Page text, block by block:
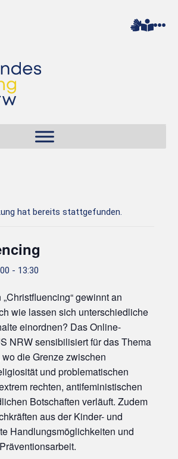
hat bereits stattgefunden.
- 13:30
gewinnt an
wie lassen sich unterschiedliche
einordnen? Das Online-
NRW sensibilisiert für das Thema
die Grenze zwischen
und problematischen
rechten, antifeministischen
Botschaften verläuft. Zudem
aus der Kinder- und
Handlungsmöglichkeiten und